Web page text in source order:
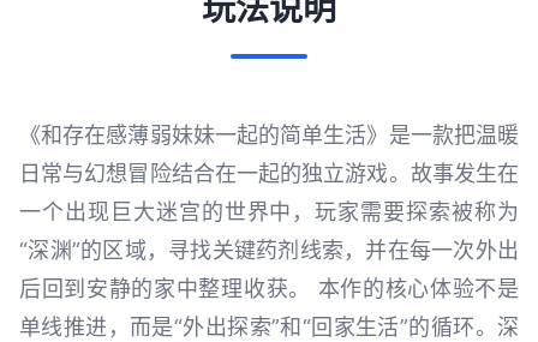
玩法说明
《和存在感薄弱妹妹一起的简单生活》是一款把温暖
日常与幻想冒险结合在一起的独立游戏。故事发生在
一个出现巨大迷宫的世界中，玩家需要探索被称为
“深渊”的区域，寻找关键药剂线索，并在每一次外出
后回到安静的家中整理收获。 本作的核心体验不是
单线推进，而是“外出探索”和“回家生活”的循环。深